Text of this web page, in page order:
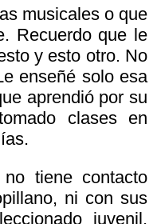
musicales o que
Recuerdo que le
y esto otro. No
enseñé solo esa
aprendió por su
clases en
tiene contacto
ni con sus
juvenil,